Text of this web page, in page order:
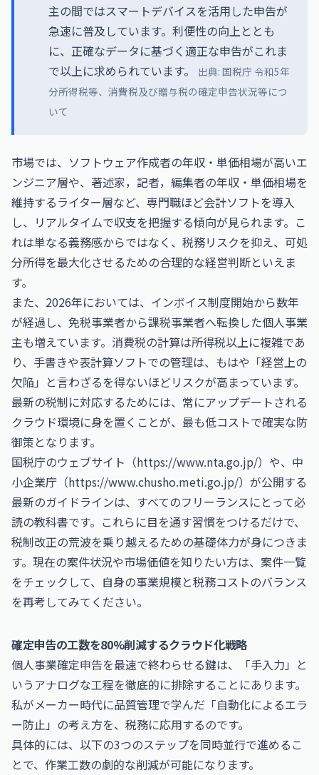
主の間ではスマートデバイスを活用した申告が
急速に普及しています。利便性の向上ととも
に、正確なデータに基づく適正な申告がこれま
で以上に求められています。
出典: 国税庁 令和5年
分所得税等、消費税及び贈与税の確定申告状況等につ
いて
市場では、 ソフトウェア作成者の年収・単価相場が高いエ
ンジニア層や、 著述家，記者，編集者の年収・単価相場を
維持するライター層など、専門職ほど会計ソフトを導入
し、リアルタイムで収支を把握する傾向が見られます。こ
れは単なる義務感からではなく、税務リスクを抑え、可処
分所得を最大化させるための合理的な経営判断といえま
す。
また、2026年においては、インボイス制度開始から数年
が経過し、免税事業者から課税事業者へ転換した個人事業
主も増えています。消費税の計算は所得税以上に複雑であ
り、手書きや表計算ソフトでの管理は、もはや「経営上の
欠陥」と言わざるを得ないほどリスクが高まっています。
最新の税制に対応するためには、常にアップデートされる
クラウド環境に身を置くことが、最も低コストで確実な防
御策となります。
国税庁のウェブサイト（https://www.nta.go.jp/）や、中
小企業庁（https://www.chusho.meti.go.jp/）が公開する
最新のガイドラインは、すべてのフリーランスにとって必
読の教科書です。これらに目を通す習慣をつけるだけで、
税制改正の荒波を乗り越えるための基礎体力が身につきま
す。現在の案件状況や市場価値を知りたい方は、 案件一覧
をチェックして、自身の事業規模と税務コストのバランス
を再考してみてください。
確定申告の工数を80%削減するクラウド化戦略
個人事業確定申告を最速で終わらせる鍵は、「手入力」と
いうアナログな工程を徹底的に排除することにあります。
私がメーカー時代に品質管理で学んだ「自動化によるエラ
ー防止」の考え方を、税務に応用するのです。
具体的には、以下の3つのステップを同時並行で進めるこ
とで、作業工数の劇的な削減が可能になります。